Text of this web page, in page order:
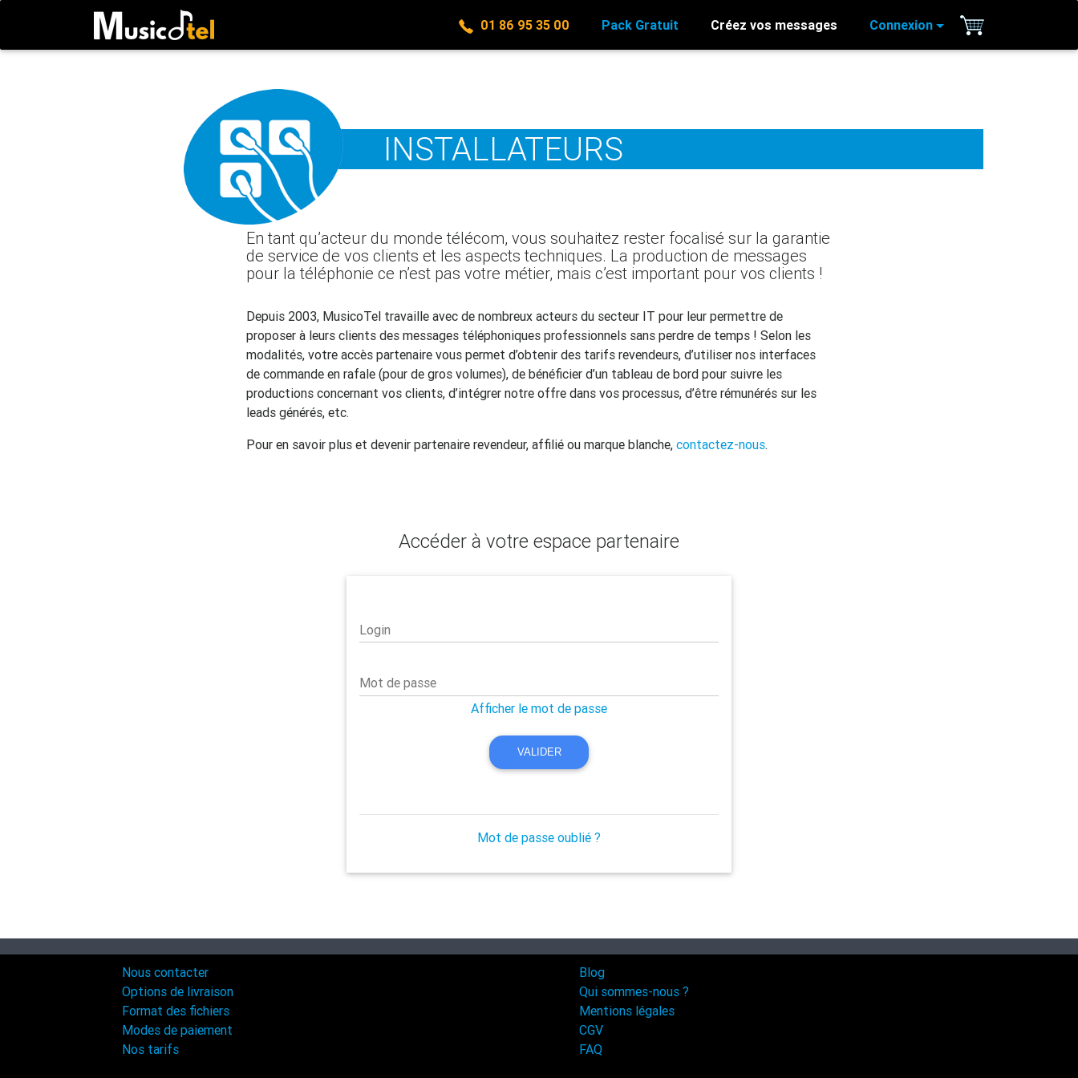
01 86 95 35 00 Pack Gratuit Créez vos messages Connexion
INSTALLATEURS
En tant qu’acteur du monde télécom, vous souhaitez rester focalisé sur la garantie
de service de vos clients et les aspects techniques. La production de messages
pour la téléphonie ce n’est pas votre métier, mais c’est important pour vos clients !
Depuis 2003, MusicoTel travaille avec de nombreux acteurs du secteur IT pour leur permettre de
proposer à leurs clients des messages téléphoniques professionnels sans perdre de temps ! Selon les
modalités, votre accès partenaire vous permet d’obtenir des tarifs revendeurs, d’utiliser nos interfaces
de commande en rafale (pour de gros volumes), de bénéficier d’un tableau de bord pour suivre les
productions concernant vos clients, d’intégrer notre offre dans vos processus, d’être rémunérés sur les
leads générés, etc.
Pour en savoir plus et devenir partenaire revendeur, affilié ou marque blanche, contactez-nous.
Accéder à votre espace partenaire
Login
Mot de passe
Afficher le mot de passe
VALIDER
Mot de passe oublié ?
Nous contacter
Options de livraison
Format des fichiers
Modes de paiement
Nos tarifs
Blog
Qui sommes-nous ?
Mentions légales
CGV
FAQ